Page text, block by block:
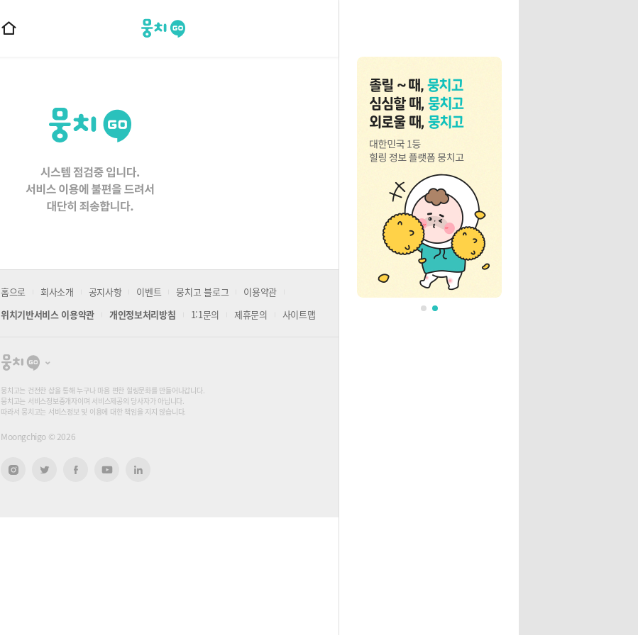
뭉치고
홈
홈으로 회사소개 공지사항 이벤트 뭉치고 블로그
이용약관
위치기반서비스 이용약관
개인정보처리방침 1:1문의 제휴문의 사이트맵
뭉
고
뭉치고는 건전한 샵을 통해 누구나 마음 편한 힐링문화를 만들어나갑니다.
뭉치고는 서비스정보중개자이며 서비스제공의 당사자가 아닙니다.
따라서 뭉치고는 서비스정보 및 이용에 대한 책임을 지지 않습니다.
Moongchigo © 2026